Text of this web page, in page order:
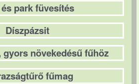
park füvesítés
Díszpázsit
gyors növekedésű fűhöz
fűmag